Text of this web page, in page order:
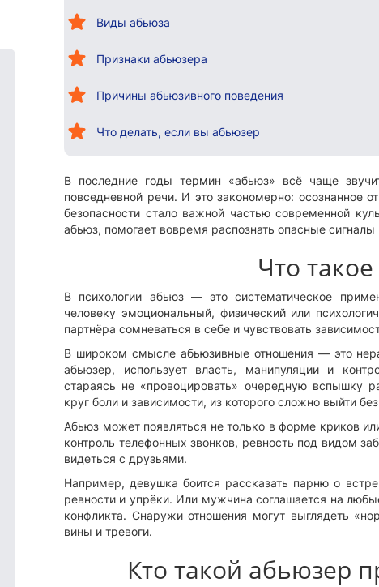
Виды абьюза
Признаки абьюзера
Причины абьюзивного поведения
Что делать, если вы абьюзер
В последние годы термин «абьюз» всё чаще
повседневной речи. И это закономерно: осознанное
безопасности стало важной частью современной
абьюз, помогает вовремя распознать опасные
Что
В психологии абьюз — это систематическое
человеку эмоциональный, физический или
партнёра сомневаться в себе и чувствовать
В широком смысле абьюзивные отношения — это
абьюзер, использует власть, манипуляции и
стараясь не «провоцировать» очередную вспышку
круг боли и зависимости, из которого сложно выйти
Абьюз может появляться не только в форме криков
контроль телефонных звонков, ревность под видом
видеться с друзьями.
Например, девушка боится рассказать парню о
ревности и упрёки. Или мужчина соглашается на
конфликта. Снаружи отношения могут выглядеть
вины и тревоги.
Кто такой абьюзер